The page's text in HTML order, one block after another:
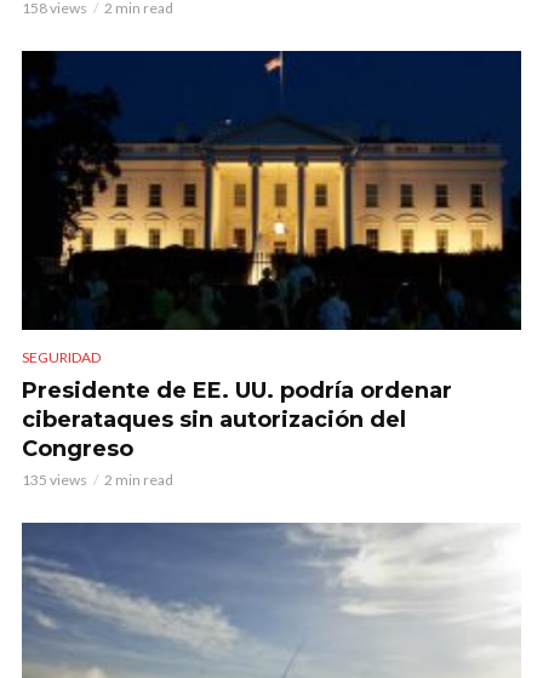
158 views 2 min read
SEGURIDAD
Presidente de EE. UU. podría ordenar
ciberataques sin autorización del
Congreso
135 views 2 min read